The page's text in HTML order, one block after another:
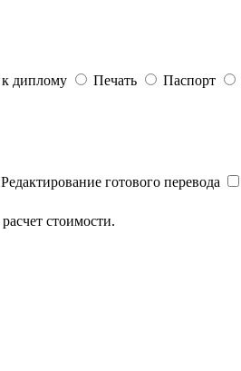
диплому Печать Паспорт
Редактирование готового перевода
стоимости.